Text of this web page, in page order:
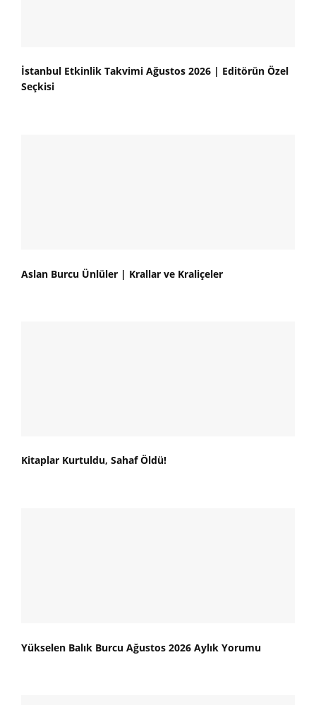
İstanbul Etkinlik Takvimi Ağustos 2026 | Editörün Özel
Seçkisi
Aslan Burcu Ünlüler | Krallar ve Kraliçeler
Kitaplar Kurtuldu, Sahaf Öldü!
Yükselen Balık Burcu Ağustos 2026 Aylık Yorumu